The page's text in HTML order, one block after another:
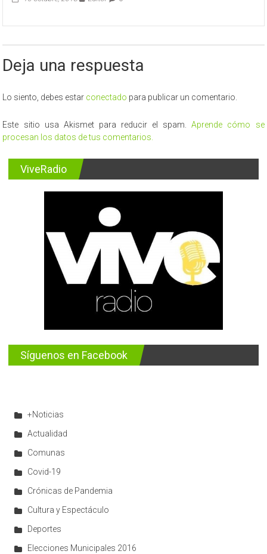
Deja una respuesta
Lo siento, debes estar conectado para publicar un comentario.
Este sitio usa Akismet para reducir el spam.Aprende cómo se
procesan los datos de tus comentarios.
ViveRadio
Síguenos en Facebook
+Noticias
Actualidad
Comunas
Covid-19
Crónicas de Pandemia
Cultura y Espectáculo
Deportes
Elecciones Municipales 2016